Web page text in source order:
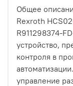
Общее
Rexroth
R911298374-
устройство,
контроля в
управление